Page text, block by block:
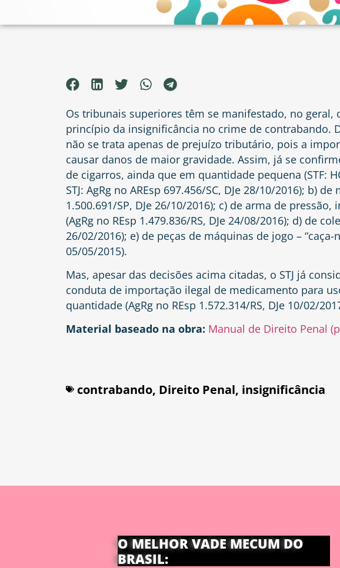
Os tribunais superiores têm se manifestado, no geral,
princípio da insignificância no crime de contrabando.
não se trata apenas de prejuízo tributário, pois a
causar danos de maior gravidade. Assim, já se
de cigarros, ainda que em quantidade pequena (STF:
STJ: AgRg no AREsp 697.456/SC, DJe 28/10/2016); b)
1.500.691/SP, DJe 26/10/2016); c) de arma de
(AgRg no REsp 1.479.836/RS, DJe 24/08/2016); d) de
26/02/2016); e) de peças de máquinas de jogo – “caça-
05/05/2015).
Mas, apesar das decisões acima citadas, o STJ já
conduta de importação ilegal de medicamento para
quantidade (AgRg no REsp 1.572.314/RS, DJe 10/02/
Material baseado na obra: Manual de Direito Penal
contrabando, Direito Penal, insignificância
O MELHOR VADE MECUM DO
BRASIL: